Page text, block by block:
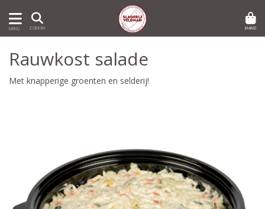
MENU ZOEKEN MAND
Rauwkost salade
Met knapperige groenten en selderij!